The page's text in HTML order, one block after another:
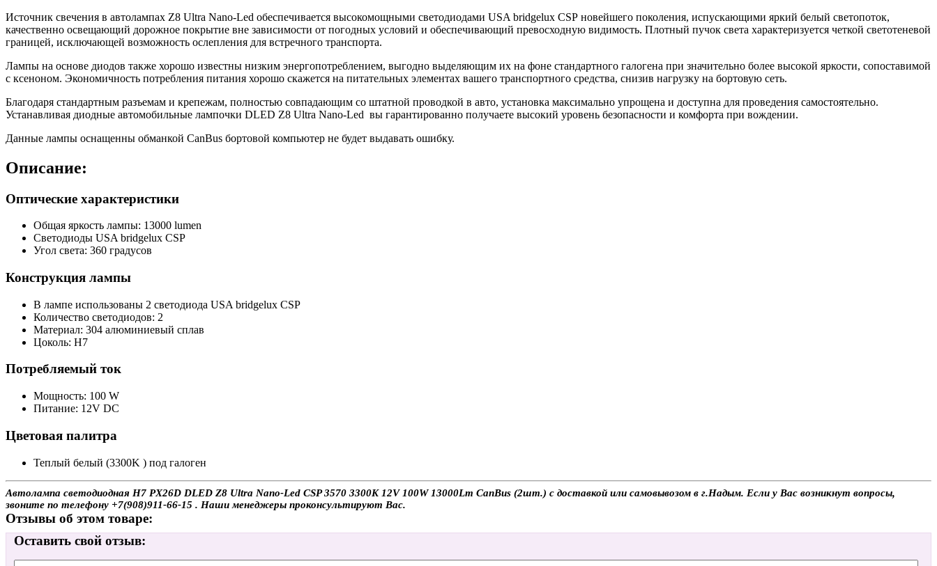
Источник свечения в автолампах Z8 Ultra Nano-Led обеспечивается высокомощными светодиодами USA bridgelux CSP новейшего поколения, испускающими яркий белый светопоток,
качественно освещающий дорожное покрытие вне зависимости от погодных условий и обеспечивающий превосходную видимость. Плотный пучок света характеризуется четкой светотеневой
границей, исключающей возможность ослепления для встречного транспорта.
Лампы на основе диодов также хорошо известны низким энергопотреблением, выгодно выделяющим их на фоне стандартного галогена при значительно более высокой яркости, сопоставимой
с ксеноном. Экономичность потребления питания хорошо скажется на питательных элементах вашего транспортного средства, снизив нагрузку на бортовую сеть.
Благодаря стандартным разъемам и крепежам, полностью совпадающим со штатной проводкой в авто, установка максимально упрощена и доступна для проведения самостоятельно.
Устанавливая диодные автомобильные лампочки DLED Z8 Ultra Nano-Led вы гарантированно получаете высокий уровень безопасности и комфорта при вождении.
Данные лампы оснащенны обманкой CanBus бортовой компьютер не будет выдавать ошибку.
Описание:
Оптические характеристики
Общая яркость лампы: 13000 lumen
Светодиоды USA bridgelux CSP
Угол света: 360 градусов
Конструкция лампы
В лампе использованы 2 светодиода USA bridgelux CSP
Количество светодиодов: 2
Материал: 304 алюминиевый сплав
Цоколь: H7
Потребляемый ток
Мощность: 100 W
Питание: 12V DC
Цветовая палитра
Теплый белый (3300K ) под галоген
Автолампа светодиодная H7 PX26D DLED Z8 Ultra Nano-Led CSP 3570 3300K 12V 100W 13000Lm CanBus (2шт.) с доставкой или самовывозом в г.Надым. Если у Вас возникнут вопросы,
звоните по телефону +7(908)911-66-15 . Наши менеджеры проконсультируют Вас.
Отзывы об этом товаре:
Оставить свой отзыв: